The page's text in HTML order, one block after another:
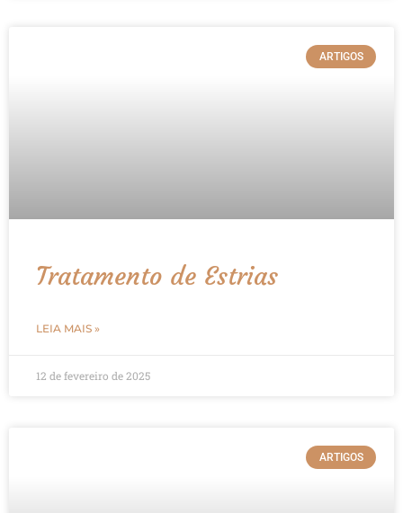
ARTIGOS
Tratamento de Estrias
LEIA MAIS »
12 de fevereiro de 2025
ARTIGOS